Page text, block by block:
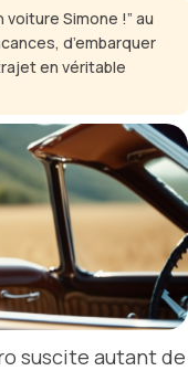
voiture Simone !” au
d’embarquer
en véritable
suscite autant de